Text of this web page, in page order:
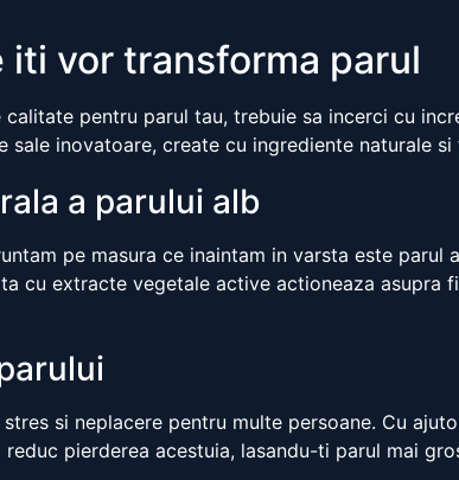
iti vor transforma parul
pentru parul tau, trebuie sa incerci cu
inovatoare, create cu ingrediente naturale si
a parului alb
pe masura ce inaintam in varsta este parul
cu extracte vegetale active actioneaza
si neplacere pentru multe persoane. Cu
pierderea acestuia, lasandu-ti parul mai